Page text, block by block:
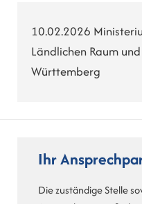
10.02.2026
Ländlichen Raum
Württemberg
Ihr
Die zuständige Stelle